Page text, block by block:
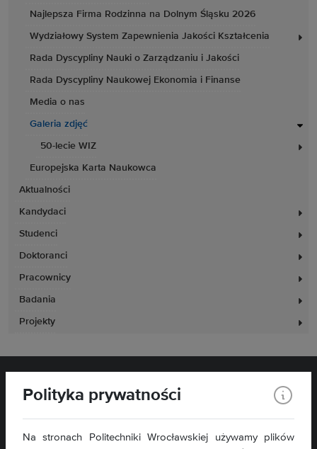
Najlepsza Firma Rodzinna na Dolnym Śląsku 2026
Wydziałowy System Zapewnienia Jakości Kształcenia
Rada Dyscypliny Nauki o Zarządzaniu i Jakości
Rada Dyscypliny Naukowej Ekonomia i Finanse
Media o nas
Galeria zdjęć
50-lecie WIZ
Europejska Karta Naukowca
Aktualności
Kandydaci
Studenci
Doktoranci
Pracownicy
Badania
Projekty
Polityka prywatności
Na stronach Politechniki Wrocławskiej używamy plików